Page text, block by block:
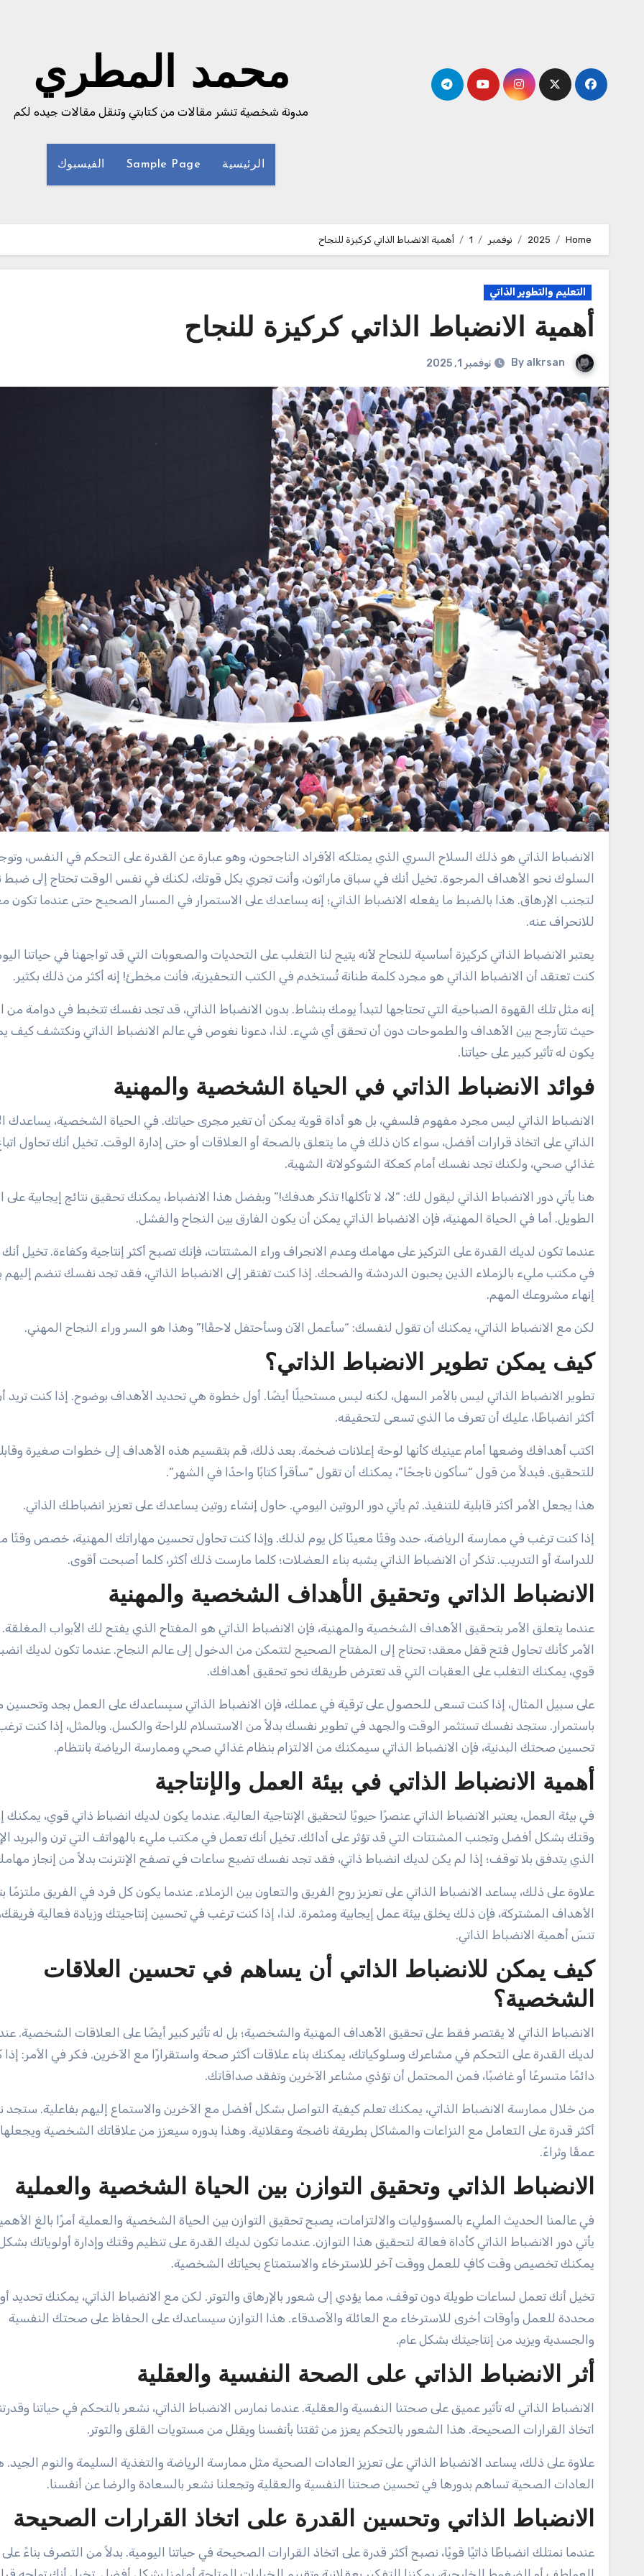
محمد المطري
مدونة شخصية تنشر مقالات من كتابتي وتنقل مقالات جيده لكم
الرئيسية Sample Page الفيسبوك
Home
2025 نوفمبر 1 أهمية الانضباط الذاتي كركيزة للنجاح
التعليم والتطوير الذاتي
أهمية الانضباط الذاتي كركيزة للنجاح
By alkrsan نوفمبر 1, 2025
السلوك نحو الأهداف المرجوة. تخيل أنك في سباق ماراثون، وأنت تجري بكل قوتك، لكنك في نفس الوقت تحتاج إلى
لتجنب الإرهاق. هذا بالضبط ما يفعله الانضباط الذاتي؛ إنه يساعدك على الاستمرار في المسار الصحيح حتى عندما تكون
للانحراف عنه.
يعتبر الانضباط الذاتي كركيزة أساسية للنجاح لأنه يتيح لنا التغلب على التحديات والصعوبات التي قد تواجهنا في حياتنا
كنت تعتقد أن الانضباط الذاتي هو مجرد كلمة طنانة تُستخدم في الكتب التحفيزية، فأنت مخطئ! إنه أكثر من ذلك بكثير.
إنه مثل تلك القهوة الصباحية التي تحتاجها لتبدأ يومك بنشاط. بدون الانضباط الذاتي، قد تجد نفسك تتخبط في دوامة من
حيث تتأرجح بين الأهداف والطموحات دون أن تحقق أي شيء. لذا، دعونا نغوص في عالم الانضباط الذاتي ونكتشف كيف
يكون له تأثير كبير على حياتنا.
فوائد الانضباط الذاتي في الحياة الشخصية والمهنية
الانضباط الذاتي ليس مجرد مفهوم فلسفي، بل هو أداة قوية يمكن أن تغير مجرى حياتك. في الحياة الشخصية، يساعدك
الذاتي على اتخاذ قرارات أفضل، سواء كان ذلك في ما يتعلق بالصحة أو العلاقات أو حتى إدارة الوقت. تخيل أنك تحاول
غذائي صحي، ولكنك تجد نفسك أمام كعكة الشوكولاتة الشهية.
هنا يأتي دور الانضباط الذاتي ليقول لك: “لا، لا تأكلها! تذكر هدفك!” وبفضل هذا الانضباط، يمكنك تحقيق نتائج إيجابية
الطويل. أما في الحياة المهنية، فإن الانضباط الذاتي يمكن أن يكون الفارق بين النجاح والفشل.
عندما تكون لديك القدرة على التركيز على مهامك وعدم الانجراف وراء المشتتات، فإنك تصبح أكثر إنتاجية وكفاءة. تخيل
في مكتب مليء بالزملاء الذين يحبون الدردشة والضحك. إذا كنت تفتقر إلى الانضباط الذاتي، فقد تجد نفسك تنضم إليهم
إنهاء مشروعك المهم.
لكن مع الانضباط الذاتي، يمكنك أن تقول لنفسك: “سأعمل الآن وسأحتفل لاحقًا!” وهذا هو السر وراء النجاح المهني.
كيف يمكن تطوير الانضباط الذاتي؟
تطوير الانضباط الذاتي ليس بالأمر السهل، لكنه ليس مستحيلًا أيضًا. أول خطوة هي تحديد الأهداف بوضوح. إذا كنت تريد
أكثر انضباطًا، عليك أن تعرف ما الذي تسعى لتحقيقه.
اكتب أهدافك وضعها أمام عينيك كأنها لوحة إعلانات ضخمة. بعد ذلك، قم بتقسيم هذه الأهداف إلى خطوات صغيرة
للتحقيق. فبدلاً من قول “سأكون ناجحًا”، يمكنك أن تقول “سأقرأ كتابًا واحدًا في الشهر”.
هذا يجعل الأمر أكثر قابلية للتنفيذ. ثم يأتي دور الروتين اليومي. حاول إنشاء روتين يساعدك على تعزيز انضباطك الذاتي.
إذا كنت ترغب في ممارسة الرياضة، حدد وقتًا معينًا كل يوم لذلك. وإذا كنت تحاول تحسين مهاراتك المهنية، خصص وقتًا
للدراسة أو التدريب. تذكر أن الانضباط الذاتي يشبه بناء العضلات؛ كلما مارست ذلك أكثر، كلما أصبحت أقوى.
الانضباط الذاتي وتحقيق الأهداف الشخصية والمهنية
عندما يتعلق الأمر بتحقيق الأهداف الشخصية والمهنية، فإن الانضباط الذاتي هو المفتاح الذي يفتح لك الأبواب
الأمر كأنك تحاول فتح قفل معقد؛ تحتاج إلى المفتاح الصحيح لتتمكن من الدخول إلى عالم النجاح. عندما تكون لديك
قوي، يمكنك التغلب على العقبات التي قد تعترض طريقك نحو تحقيق أهدافك.
على سبيل المثال، إذا كنت تسعى للحصول على ترقية في عملك، فإن الانضباط الذاتي سيساعدك على العمل بجد وتحسين
باستمرار. ستجد نفسك تستثمر الوقت والجهد في تطوير نفسك بدلاً من الاستسلام للراحة والكسل. وبالمثل، إذا كنت
تحسين صحتك البدنية، فإن الانضباط الذاتي سيمكنك من الالتزام بنظام غذائي صحي وممارسة الرياضة بانتظام.
أهمية الانضباط الذاتي في بيئة العمل والإنتاجية
في بيئة العمل، يعتبر الانضباط الذاتي عنصرًا حيويًا لتحقيق الإنتاجية العالية. عندما يكون لديك انضباط ذاتي قوي، يمكنك
وقتك بشكل أفضل وتجنب المشتتات التي قد تؤثر على أدائك. تخيل أنك تعمل في مكتب مليء بالهواتف التي ترن والبريد
الذي يتدفق بلا توقف؛ إذا لم يكن لديك انضباط ذاتي، فقد تجد نفسك تضيع ساعات في تصفح الإنترنت بدلاً من إنجاز
علاوة على ذلك، يساعد الانضباط الذاتي على تعزيز روح الفريق والتعاون بين الزملاء. عندما يكون كل فرد في الفريق ملتزمًا
الأهداف المشتركة، فإن ذلك يخلق بيئة عمل إيجابية ومثمرة. لذا، إذا كنت ترغب في تحسين إنتاجيتك وزيادة فعالية
تنسَ أهمية الانضباط الذاتي.
كيف يمكن للانضباط الذاتي أن يساهم في تحسين العلاقات
الشخصية؟
الانضباط الذاتي لا يقتصر فقط على تحقيق الأهداف المهنية والشخصية؛ بل له تأثير كبير أيضًا على العلاقات الشخصية.
لديك القدرة على التحكم في مشاعرك وسلوكياتك، يمكنك بناء علاقات أكثر صحة واستقرارًا مع الآخرين. فكر في الأمر:
دائمًا متسرعًا أو غاضبًا، فمن المحتمل أن تؤذي مشاعر الآخرين وتفقد صداقاتك.
من خلال ممارسة الانضباط الذاتي، يمكنك تعلم كيفية التواصل بشكل أفضل مع الآخرين والاستماع إليهم بفاعلية.
أكثر قدرة على التعامل مع النزاعات والمشاكل بطريقة ناضجة وعقلانية. وهذا بدوره سيعزز من علاقاتك الشخصية ويجعلها
عمقًا وثراءً.
الانضباط الذاتي وتحقيق التوازن بين الحياة الشخصية والعملية
في عالمنا الحديث المليء بالمسؤوليات والالتزامات، يصبح تحقيق التوازن بين الحياة الشخصية والعملية أمرًا بالغ
يأتي دور الانضباط الذاتي كأداة فعالة لتحقيق هذا التوازن. عندما تكون لديك القدرة على تنظيم وقتك وإدارة أولوياتك
يمكنك تخصيص وقت كافٍ للعمل ووقت آخر للاسترخاء والاستمتاع بحياتك الشخصية.
تخيل أنك تعمل لساعات طويلة دون توقف، مما يؤدي إلى شعور بالإرهاق والتوتر. لكن مع الانضباط الذاتي، يمكنك تحديد
محددة للعمل وأوقات أخرى للاسترخاء مع العائلة والأصدقاء. هذا التوازن سيساعدك على الحفاظ على صحتك النفسية
والجسدية ويزيد من إنتاجيتك بشكل عام.
أثر الانضباط الذاتي على الصحة النفسية والعقلية
الانضباط الذاتي له تأثير عميق على صحتنا النفسية والعقلية. عندما نمارس الانضباط الذاتي، نشعر بالتحكم في حياتنا
اتخاذ القرارات الصحيحة. هذا الشعور بالتحكم يعزز من ثقتنا بأنفسنا ويقلل من مستويات القلق والتوتر.
علاوة على ذلك، يساعد الانضباط الذاتي على تعزيز العادات الصحية مثل ممارسة الرياضة والتغذية السليمة والنوم الجيد.
العادات الصحية تساهم بدورها في تحسين صحتنا النفسية والعقلية وتجعلنا نشعر بالسعادة والرضا عن أنفسنا.
الانضباط الذاتي وتحسين القدرة على اتخاذ القرارات الصحيحة
عندما نمتلك انضباطًا ذاتيًا قويًا، نصبح أكثر قدرة على اتخاذ القرارات الصحيحة في حياتنا اليومية. بدلاً من التصرف بناءً على